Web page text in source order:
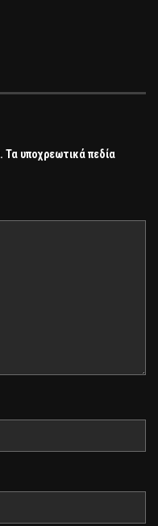
Τα υποχρεωτικά πεδία